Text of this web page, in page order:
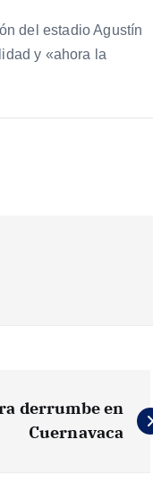
del estadio Agustín
y «ahora la
derrumbe en
Cuernavaca